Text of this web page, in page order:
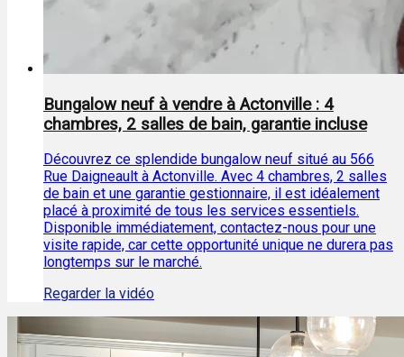
Bungalow neuf à vendre à Actonville : 4
chambres, 2 salles de bain, garantie incluse
Découvrez ce splendide bungalow neuf situé au 566
Rue Daigneault à Actonville. Avec 4 chambres, 2 salles
de bain et une garantie gestionnaire, il est idéalement
placé à proximité de tous les services essentiels.
Disponible immédiatement, contactez-nous pour une
visite rapide, car cette opportunité unique ne durera pas
longtemps sur le marché.
Regarder la vidéo